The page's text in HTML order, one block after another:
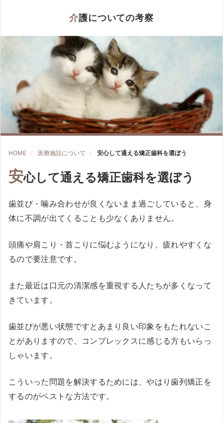
介護についての考察
HOME 医療施設について 安心して通える矯正歯科を選ぼう
安心して通える矯正歯科を選ぼう
歯並び・噛み合わせが良くないまま過ごしていると、身
体に不調が出てくることも少なくありません。
頭痛や肩こり・首こりに悩むようになり、疲れやすくな
るので要注意です。
また最近は口元の清潔感を重視する人たちが多くなって
きています。
歯並びが悪い状態ですとあまり良い印象をもたれないこ
とがありますので、コンプレックスに感じる方もいらっ
しゃいます。
こういった問題を解決するためには、やはり歯列矯正を
するのがベストな方法です。